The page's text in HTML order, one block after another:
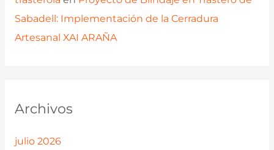
Sabadell: Implementación de la Cerradura
Artesanal XAI ARAÑA
Archivos
julio 2026